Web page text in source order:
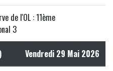
de l'OL : 11ème
3
Vendredi 29 Mai 2026